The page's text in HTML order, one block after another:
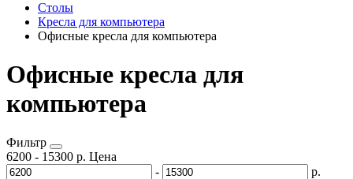
Столы
Кресла для компьютера
Офисные кресла для компьютера
Офисные кресла для
компьютера
Фильтр
6200 - 15300 р. Цена
-
р.